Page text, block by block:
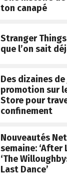
ton canapé
Stranger
que l’on sait
Des dizaines
promotion sur
Store pour
confinement
Nouveautés
semaine: ‘After
‘The
Last Dance’